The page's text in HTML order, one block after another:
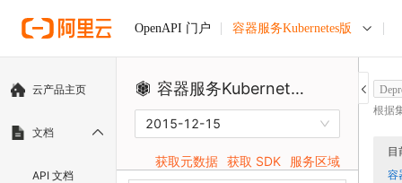
OpenAPI 门户 容器服务Kubernetes版
云产品主页
文档
API 文档
容器服务Kubernetes版
2015-12-15
获取元数据 获取 SDK 服务区域
根据
目